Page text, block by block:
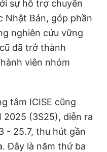
sự hỗ trợ chuyên
Nhật Bản, góp phần
nghiên cứu vững
đã trở thành
viên nhóm
tâm ICISE cũng
2025 (3S25), diễn ra
- 25.7, thu hút gần
Đây là năm thứ ba